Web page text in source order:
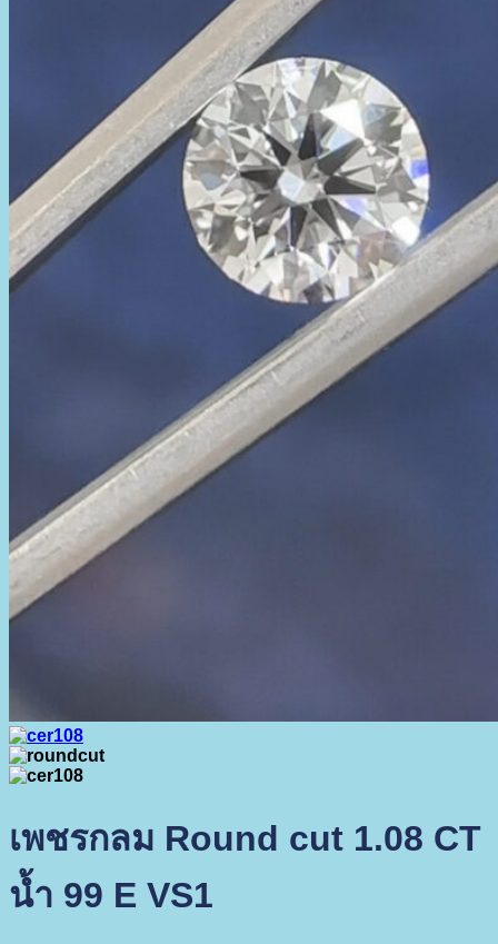
เพชรกลม Round cut 1.08 CT
น้ำ 99 E VS1